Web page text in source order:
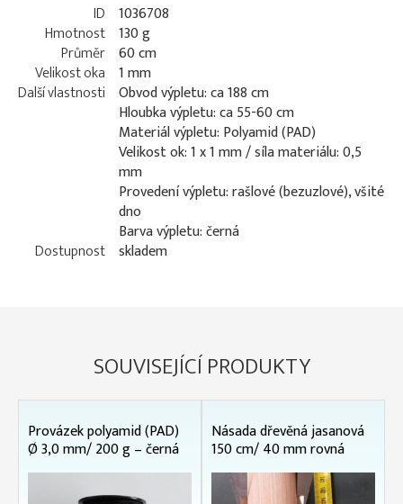
ID 1036708
Hmotnost 130 g
Průměr 60 cm
Velikost oka 1 mm
Další vlastnosti Obvod výpletu: ca 188 cm
Hloubka výpletu: ca 55-60 cm
Materiál výpletu: Polyamid (PAD)
Velikost ok: 1 x 1 mm / síla materiálu: 0,5
mm
Provedení výpletu: rašlové (bezuzlové), všité
dno
Barva výpletu: černá
Dostupnost skladem
SOUVISEJÍCÍ PRODUKTY
Provázek polyamid (PAD)
Ø 3,0 mm/ 200 g – černá
Násada dřevěná jasanová
150 cm/ 40 mm rovná